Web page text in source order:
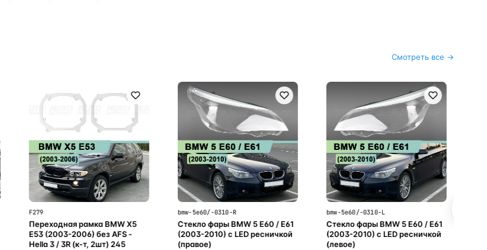
Смотреть все →
F279
Переходная рамка BMW X5
E53 (2003-2006) без AFS -
Hella 3 / 3R (к-т, 2шт) 245
bmw-5e60/-0310-R
Стекло фары BMW 5 E60 / E61
(2003-2010) с LED ресничкой
(правое)
bmw-5e60/-0310-L
Стекло фары BMW 5 E60 / E61
(2003-2010) с LED ресничкой
(левое)